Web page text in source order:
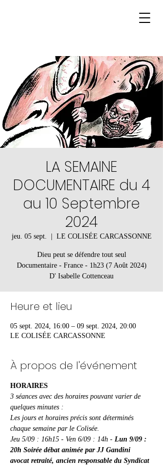
LA SEMAINE
DOCUMENTAIRE du 4
au 10 Septembre
2024
jeu. 05 sept. LE COLISÉE CARCASSONNE
Dieu peut se défendre tout seul
Documentaire - France - 1h23 (7 Août 2024)
D' Isabelle Cottenceau
Heure et lieu
05 sept. 2024, 16:00 – 09 sept. 2024, 20:00
LE COLISÉE CARCASSONNE
À propos de l'événement
HORAIRES
3 séances avec des horaires pouvant varier de
quelques minutes :
Les jours et horaires précis sont déterminés
chaque semaine par le Colisée.
Jeu 5/09 : 16h15 - Ven 6/09 : 14h - Lun 9/09 :
20h Soirée débat animée par JJ Gandini
avocat retraité, ancien responsable du Syndicat